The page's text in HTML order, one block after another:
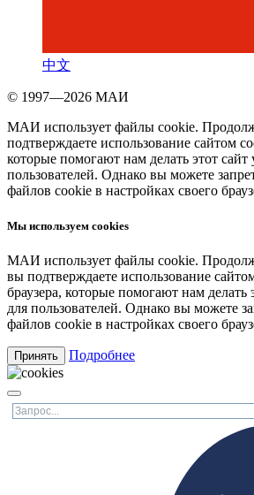
中文
© 1997—2026 МАИ
МАИ использует файлы cookie.
подтверждаете использование сайтом
которые помогают нам делать этот сайт
пользователей. Однако вы можете
файлов cookie в настройках своего
Мы используем cookies
МАИ использует файлы cookie.
вы подтверждаете использование
браузера, которые помогают нам делать
для пользователей. Однако вы можете
файлов cookie в настройках своего
Принять Подробнее